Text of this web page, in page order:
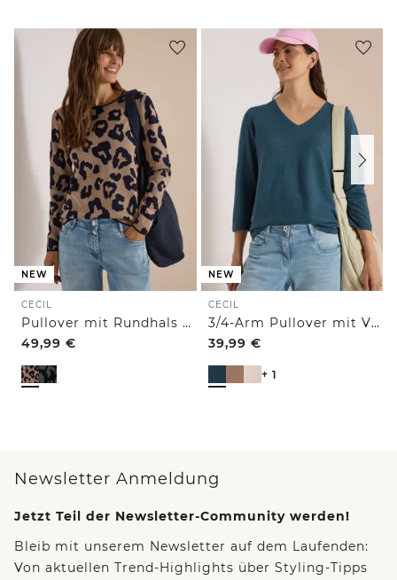
NEW
CECIL
Pullover mit Rundhals und Leo-Muster
49,99 €
NEW
CECIL
3/4-Arm Pullover mit V-Neck und Strukturfront
39,99 €
+ 1
Newsletter Anmeldung
Jetzt Teil der Newsletter-Community werden!
Bleib mit unserem Newsletter auf dem Laufenden:
Von aktuellen Trend-Highlights über Styling-Tipps